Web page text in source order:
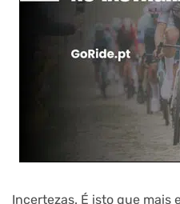
Incertezas. É isto que mais